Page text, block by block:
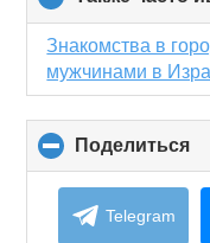
Знакомства в
мужчинами в
Поделиться
to
Telegram